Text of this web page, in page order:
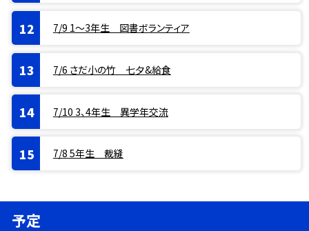
7/9 1〜3年生 図書ボランティア
7/6 さだ小の竹 七夕&給食
7/10 3、4年生 異学年交流
7/8 5年生 裁縫
予定